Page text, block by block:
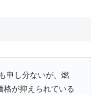
申し分ないが、燃
格が抑えられている